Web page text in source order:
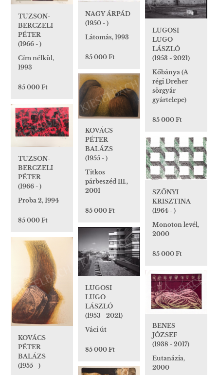
NAGY ÁRPÁD
(1950 - )
Látomás, 1993
85 000 Ft
TUZSON-
BERCZELI
PÉTER
(1966 - )
Cím nélkül,
1993
85 000 Ft
LUGOSI
LUGO
LÁSZLÓ
(1953 - 2021)
Kőbánya (A
régi Dreher
sörgyár
gyártelepe)
85 000 Ft
KOVÁCS
PÉTER
BALÁZS
(1955 - )
Titkos
párbeszéd III.,
2001
85 000 Ft
TUZSON-
BERCZELI
PÉTER
(1966 - )
Proba 2, 1994
85 000 Ft
SZŐNYI
KRISZTINA
(1964 - )
Monoton levél,
2000
85 000 Ft
LUGOSI
LUGO
LÁSZLÓ
(1953 - 2021)
Váci út
85 000 Ft
KOVÁCS
PÉTER
BALÁZS
(1955 - )
BENES
JÓZSEF
(1938 - 2017)
Eutanázia,
2000